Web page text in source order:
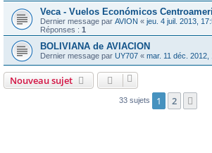
Veca - Vuelos Económicos
Dernier message par AVION « jeu. 4 juil. 2013,
Réponses : 1
BOLIVIANA de AVIACION
Dernier message par UY707 « mar. 11 déc. 2012,
Nouveau sujet
33 sujets 1 2